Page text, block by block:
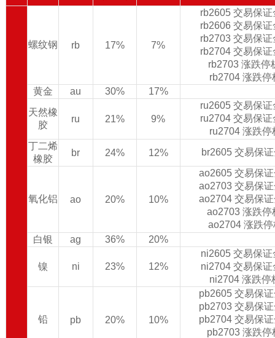
螺纹钢 rb 17% 7%
rb2605 交易保
rb2606 交易保
rb2703 交易保
rb2704 交易保
rb2703 涨跌停
rb2704 涨跌停
黄金
au 30%
17%
天然橡
胶
ru 21% 9%
ru2605 交易保
ru2704 交易保
ru2704 涨跌停
丁二烯
橡胶
br 24% 12% br2605 交易保
氧化铝 ao 20% 10%
ao2605 交易保
ao2703 交易保
ao2704 交易保
ao2703 涨跌
ao2704 涨跌
白银
ag 36% 20%
镍 ni 23% 12%
ni2605 交易保
ni2704 交易保
ni2704 涨跌停
铅 pb 20% 10%
pb2605 交易保
pb2703 交易保
pb2704 交易保
pb2703 涨跌